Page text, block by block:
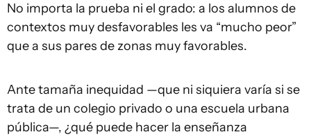
No importa la prueba ni el grado: a los alumnos de
contextos muy desfavorables les va “mucho peor”
que a sus pares de zonas muy favorables.
Ante tamaña inequidad —que ni siquiera varía si se
trata de un colegio privado o una escuela urbana
pública—, ¿qué puede hacer la enseñanza